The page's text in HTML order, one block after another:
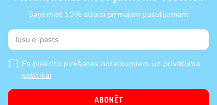
Saņemiet 10% atlaidi pirmajam pasūtījumam
Es piekrītu pirkšanas noteikumiem un privātuma
politikai
ABONĒT